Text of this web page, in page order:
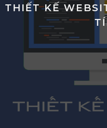
THIẾT KẾ